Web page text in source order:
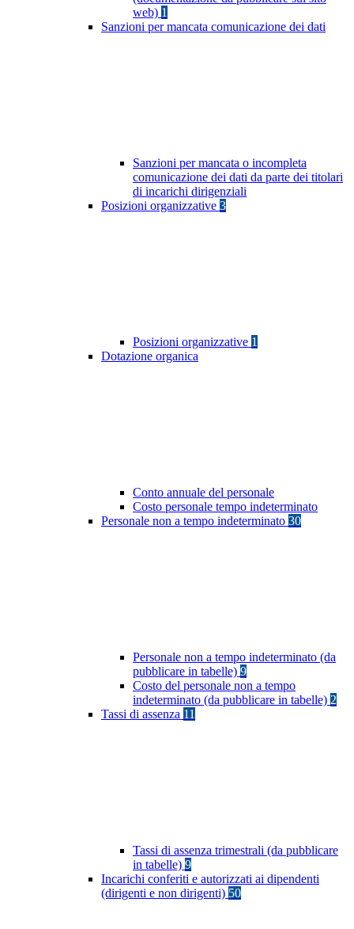
web) 1
Sanzioni per mancata comunicazione dei dati
Sanzioni per mancata o incompleta
comunicazione dei dati da parte dei titolari
di incarichi dirigenziali
Posizioni organizzative 3
Posizioni organizzative 1
Dotazione organica
Conto annuale del personale
Costo personale tempo indeterminato
Personale non a tempo indeterminato 30
Personale non a tempo indeterminato (da
pubblicare in tabelle) 9
Costo del personale non a tempo
indeterminato (da pubblicare in tabelle) 2
Tassi di assenza 11
Tassi di assenza trimestrali (da pubblicare
in tabelle) 9
Incarichi conferiti e autorizzati ai dipendenti
(dirigenti e non dirigenti) 50